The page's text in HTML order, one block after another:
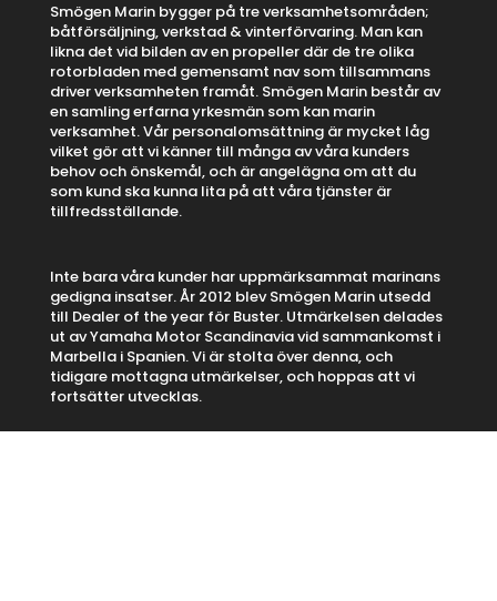
Smögen Marin bygger på tre verksamhetsområden;
båtförsäljning, verkstad & vinterförvaring. Man kan
likna det vid bilden av en propeller där de tre olika
rotorbladen med gemensamt nav som tillsammans
driver verksamheten framåt. Smögen Marin består av
en samling erfarna yrkesmän som kan marin
verksamhet. Vår personalomsättning är mycket låg
vilket gör att vi känner till många av våra kunders
behov och önskemål, och är angelägna om att du
som kund ska kunna lita på att våra tjänster är
tillfredsställande.
Inte bara våra kunder har uppmärksammat marinans
gedigna insatser. År 2012 blev Smögen Marin utsedd
till Dealer of the year för Buster. Utmärkelsen delades
ut av Yamaha Motor Scandinavia vid sammankomst i
Marbella i Spanien. Vi är stolta över denna, och
tidigare mottagna utmärkelser, och hoppas att vi
fortsätter utvecklas.